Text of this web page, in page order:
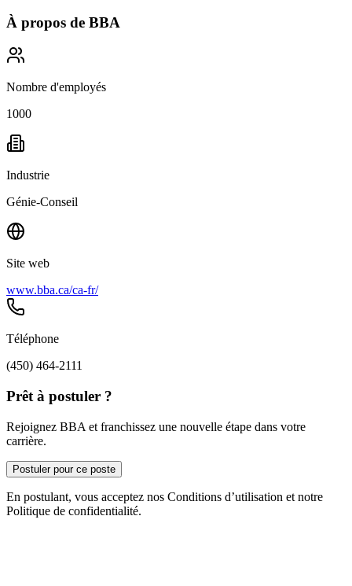
À propos de BBA
Nombre d'employés
1000
Industrie
Génie-Conseil
Site web
www.bba.ca/ca-fr/
Téléphone
(450) 464-2111
Prêt à postuler ?
Rejoignez BBA et franchissez une nouvelle étape dans votre
carrière.
Postuler pour ce poste
En postulant, vous acceptez nos Conditions d’utilisation et notre
Politique de confidentialité.